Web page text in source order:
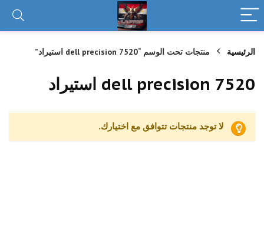
الرئيسية منتجات تحت الوسم “dell precision 7520 استيراد”
dell precision 7520 استيراد
لا توجد منتجات تتوافق مع اختيارك.